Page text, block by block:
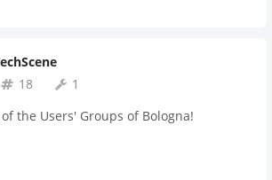
18
1
the Users' Groups of Bologna!